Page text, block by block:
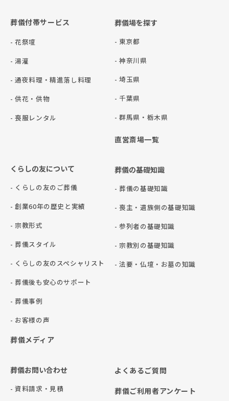
葬儀付帯サービス
- 花祭壇
- 湯灌
- 通夜料理・精進落し料理
- 供花・供物
- 喪服レンタル
葬儀場を探す
- 東京都
- 神奈川県
- 埼玉県
- 千葉県
- 群⾺県・栃⽊県
直営斎場一覧
くらしの友について
- くらしの友のご葬儀
- 創業60年の歴史と実績
- 宗教形式
- 葬儀スタイル
- くらしの友のスペシャリスト
- 葬儀後も安心のサポート
- 葬儀事例
- お客様の声
葬儀メディア
葬儀の基礎知識
- 葬儀の基礎知識
- 喪主・遺族側の基礎知識
- 参列者の基礎知識
- 宗教別の基礎知識
- 法要・仏壇・お墓の知識
葬儀お問い合わせ
- 資料請求・見積
よくあるご質問
葬儀ご利用者アンケート